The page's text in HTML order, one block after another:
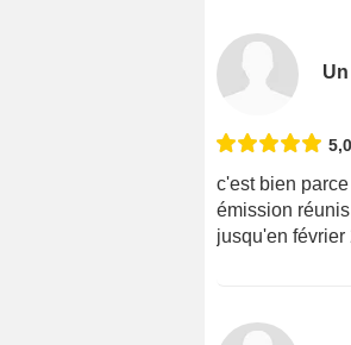
5,0
c'est bien
émission
jusqu'en